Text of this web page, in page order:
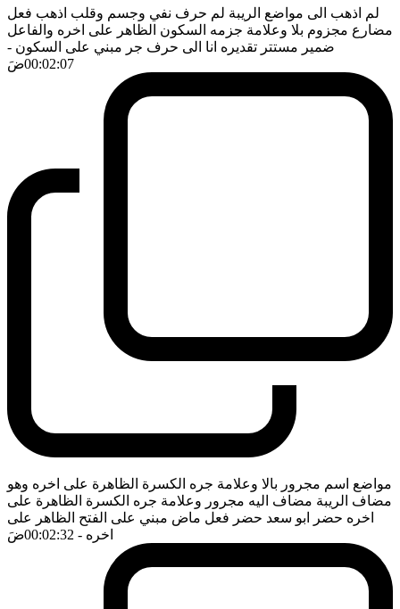
لم اذهب الى مواضع الريبة لم حرف نفي وجسم وقلب اذهب فعل
مضارع مجزوم بلا وعلامة جزمه السكون الظاهر على اخره والفاعل
ضمير مستتر تقديره انا الى حرف جر مبني على السكون -
00:02:07ضَ
مواضع اسم مجرور بالا وعلامة جره الكسرة الظاهرة على اخره وهو
مضاف الريبة مضاف اليه مجرور وعلامة جره الكسرة الظاهرة على
اخره حضر ابو سعد حضر فعل ماض مبني على الفتح الظاهر على
اخره - 00:02:32 ضَ